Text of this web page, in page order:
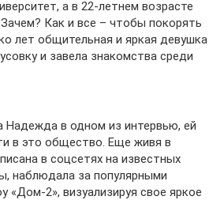
а в 22-летнем возрасте
Как и все – чтобы покорять
лет общительная и яркая девушка
и завела знакомства среди
Надежда в одном из интервью, ей
в это общество. Еще живя в
в соцсетях на известных
наблюдала за популярными
«Дом-2», визуализируя свое яркое